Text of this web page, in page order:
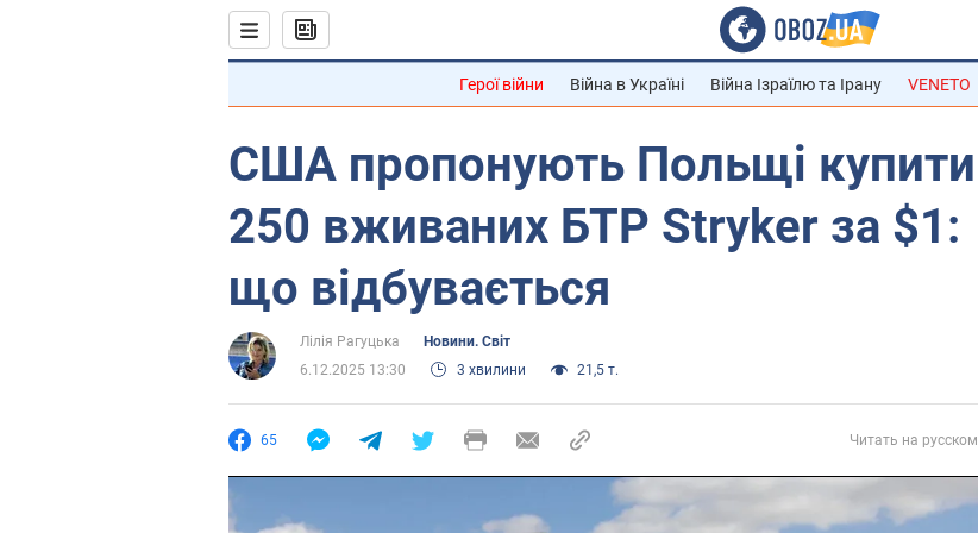
Герої війни Війна в Україні Війна Ізраїлю та Ірану VENETO
США пропонують Польщі купити
250 вживаних БТР Stryker за $1:
що відбувається
Лілія Рагуцька
Новини. Світ
6.12.2025 13:30
3 хвилини 21,5 т.
65 Читать на русском